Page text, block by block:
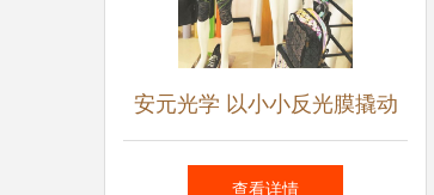
安元光学 以小小反光膜撬动
亿元市场，照亮鞋服行业新蓝
查看详情